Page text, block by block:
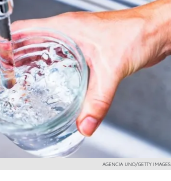
AGENCIA UNO/GETTY IMAGES